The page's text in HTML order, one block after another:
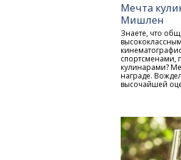
Мечта
Мишлен
Знаете, что
спортсменами,
кулинарами?
награде.
высочайшей